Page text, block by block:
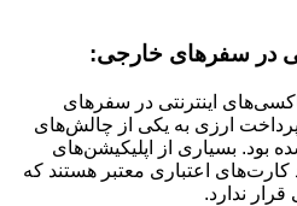
در سفرهای خارجی:
اینترنتی در سفرهای
ارزی به یکی از چالش‌های
بود. بسیاری از اپلیکیشن‌های
کارت‌های اعتباری معتبر هستند که
ندارد.